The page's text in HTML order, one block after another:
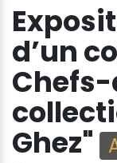
d’un
Ghez"